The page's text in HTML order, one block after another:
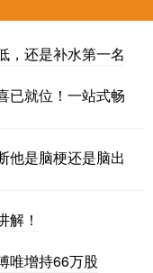
，还是补水第一名
已就位！一站式畅
他是脑梗还是脑出
解！
唯增持66万股